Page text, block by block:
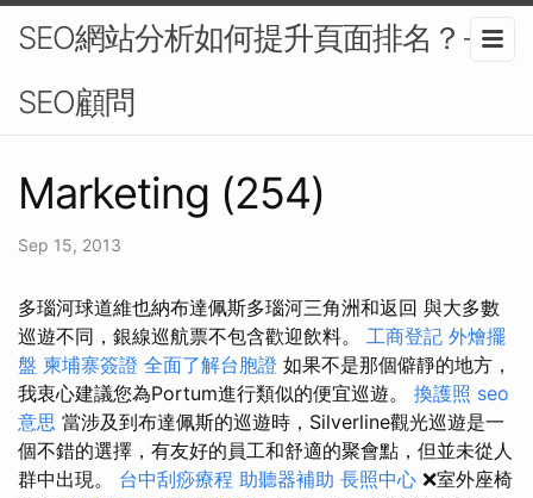
SEO網站分析如何提升頁面排名？-
SEO顧問
Marketing (254)
Sep 15, 2013
多瑙河球道維也納布達佩斯多瑙河三角洲和返回 與大多數
巡遊不同，銀線巡航票不包含歡迎飲料。 工商登記 外燴擺
盤 柬埔寨簽證 全面了解台胞證 如果不是那個僻靜的地方，
我衷心建議您為Portum進行類似的便宜巡遊。 換護照 seo
意思 當涉及到布達佩斯的巡遊時，Silverline觀光巡遊是一
個不錯的選擇，有友好的員工和舒適的聚會點，但並未從人
群中出現。 台中刮痧療程 助聽器補助 長照中心 ❌室外座椅